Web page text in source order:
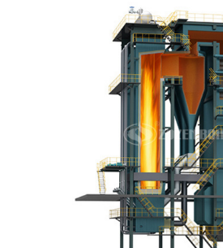
мощность продукта: 1,200-35,000 кВт